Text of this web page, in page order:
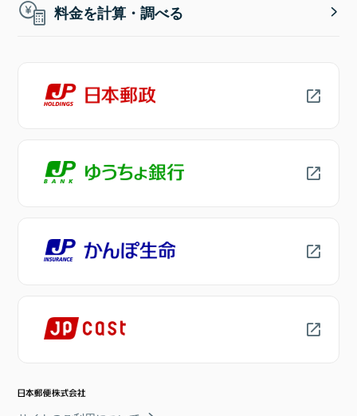
料金を計算・調べる